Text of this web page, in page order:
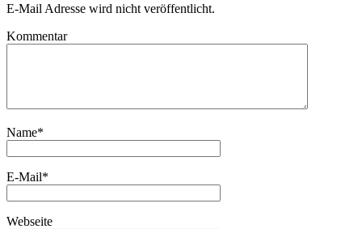
E-Mail Adresse wird nicht veröffentlicht.
Kommentar
Name*
E-Mail*
Webseite